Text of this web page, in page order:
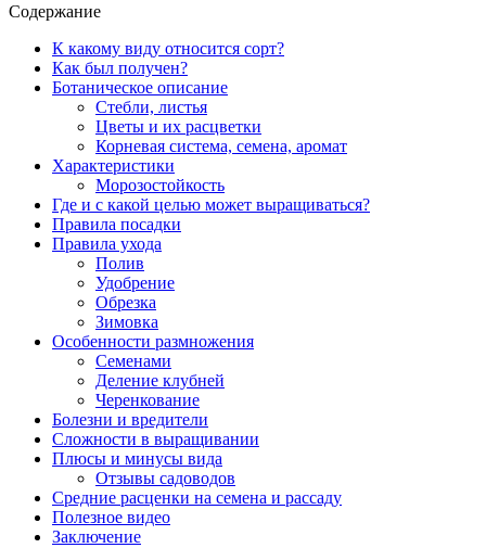
Содержание
К какому виду относится сорт?
Как был получен?
Ботаническое описание
Стебли, листья
Цветы и их расцветки
Корневая система, семена, аромат
Характеристики
Морозостойкость
Где и с какой целью может выращиваться?
Правила посадки
Правила ухода
Полив
Удобрение
Обрезка
Зимовка
Особенности размножения
Семенами
Деление клубней
Черенкование
Болезни и вредители
Сложности в выращивании
Плюсы и минусы вида
Отзывы садоводов
Средние расценки на семена и рассаду
Полезное видео
Заключение